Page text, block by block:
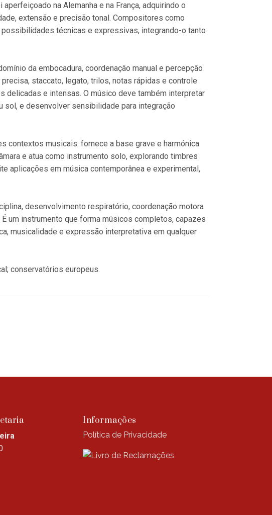
na Alemanha e na França, adquirindo o
extensão e precisão tonal. Compositores como
técnicas e expressivas, integrando-o tanto
da embocadura, coordenação manual e percepção
staccato, legato, trilos, notas rápidas e controle
delicadas e intensas. O músico deve também interpretar
e desenvolver sensibilidade para integração
contextos musicais: fornece a base grave e harmónica
e atua como instrumento solo, explorando timbres
aplicações em música contemporânea e experimental,
desenvolvimento respiratório, coordenação motora
um instrumento que forma músicos completos, capazes
musicalidade e expressão interpretativa em qualquer
conservatórios europeus.
Informações
Política de Privacidade